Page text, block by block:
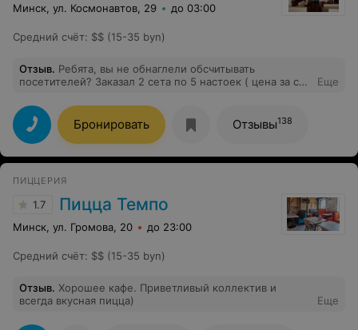
Минск, ул. Космонавтов, 29 до 03:00
Средний счёт: $$ (15-35 byn)
Отзыв. Ребята, вы не обнаглели обсчитывать
посетителей? Заказал 2 сета по 5 настоек ( цена за сет
опять 2 сета ( каждый сет по 20 ру). Опять 50 списали
с карточки. 20 ру больше за 4 сета настоек?! Имейте
совесть! Бармен в черной шляпе, если ты это читаешь-
будь не таким наглым. В след раз пойдешь под статью
Еще
Бронировать Отзывы138
ПИЦЦЕРИЯ
1.7 Пицца Темпо
Минск, ул. Громова, 20 до 23:00
Средний счёт: $$ (15-35 byn)
Отзыв. Хорошее кафе. Приветливый коллектив и
всегда вкусная пицца)
Еще